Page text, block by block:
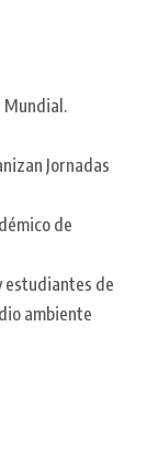
Mundial.
Jornadas
de
de
ambiente